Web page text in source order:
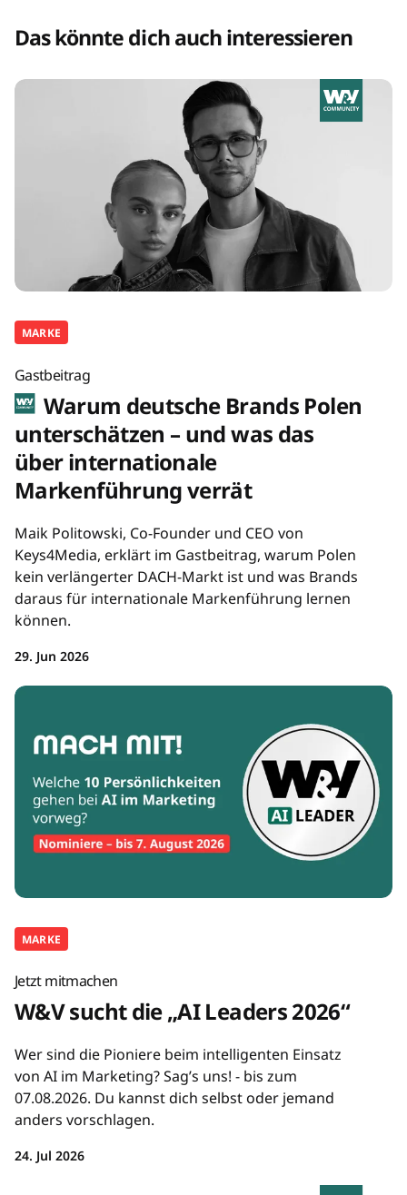
Das könnte dich auch interessieren
MARKE
Gastbeitrag
Warum deutsche Brands Polen
unterschätzen – und was das
über internationale
Markenführung verrät
Maik Politowski, Co-Founder und CEO von
Keys4Media, erklärt im Gastbeitrag, warum Polen
kein verlängerter DACH-Markt ist und was Brands
daraus für internationale Markenführung lernen
können.
29. Jun 2026
MARKE
Jetzt mitmachen
W&V sucht die „AI Leaders 2026“
Wer sind die Pioniere beim intelligenten Einsatz
von AI im Marketing? Sag’s uns! - bis zum
07.08.2026. Du kannst dich selbst oder jemand
anders vorschlagen.
24. Jul 2026